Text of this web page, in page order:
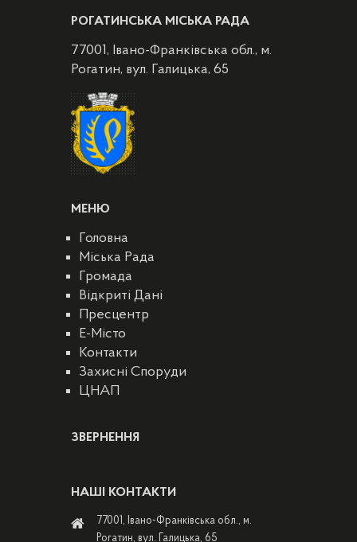
РОГАТИНСЬКА МІСЬКА РАДА
77001, Івано-Франківська обл., м.
Рогатин, вул. Галицька, 65
МЕНЮ
Головна
Міська Рада
Громада
Відкриті Дані
Пресцентр
E-Місто
Контакти
Захисні Споруди
ЦНАП
ЗВЕРНЕННЯ
НАШІ КОНТАКТИ
77001, Івано-Франківська обл., м.
Рогатин, вул. Галицька, 65